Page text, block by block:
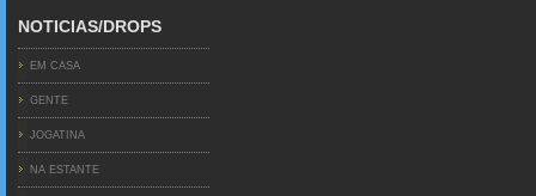
NOTICIAS/DROPS
EM CASA
GENTE
JOGATINA
NA ESTANTE